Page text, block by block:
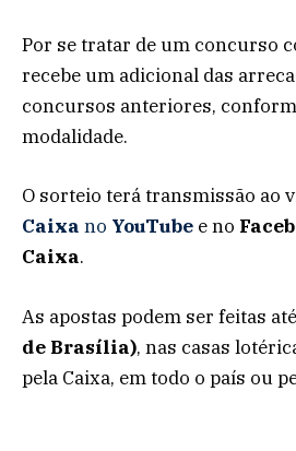
Por se tratar de um concurso
recebe um adicional das
concursos anteriores,
modalidade.
O sorteio terá transmissão ao
Caixa no YouTube e no
Caixa.
As apostas podem ser feitas
de Brasília), nas casas
pela Caixa, em todo o país ou